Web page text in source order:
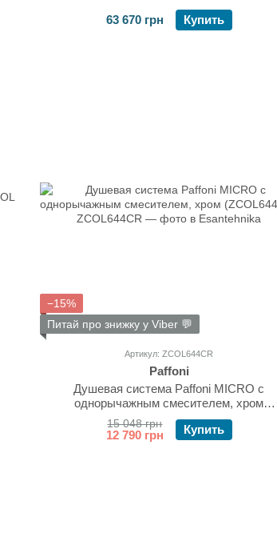
63 670 грн
Купить
−15%
Питай про знижку у Viber 💬
Артикул: ZCOL644CR
Paffoni
Душевая система Paffoni MICRO с
однорычажным смесителем, хром
(ZCOL644CR)
15 048 грн
12 790 грн Купить